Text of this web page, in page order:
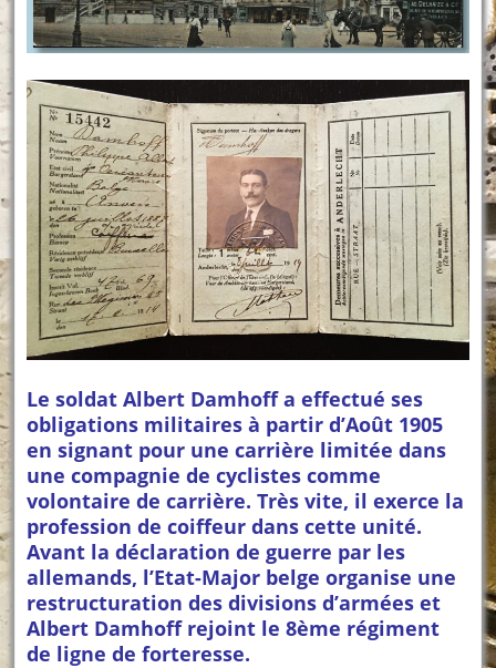
Le soldat Albert Damhoff a effectué ses
obligations militaires à partir d’Août 1905
en signant pour une carrière limitée dans
une compagnie de cyclistes comme
volontaire de carrière. Très vite, il exerce la
profession de coiffeur dans cette unité.
Avant la déclaration de guerre par les
allemands, l’Etat-Major belge organise une
restructuration des divisions d’armées et
Albert Damhoff rejoint le 8ème régiment
de ligne de forteresse.